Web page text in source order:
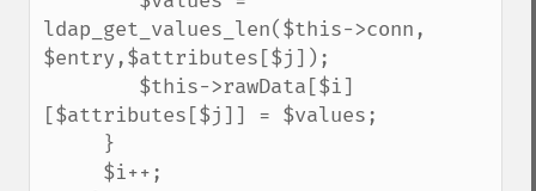
ldap_get_values_len($this->conn,
$entry,$attributes[$j]);
[$attributes[$j]] = $values;